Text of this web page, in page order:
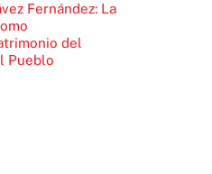
Fernández: La
del
Pueblo